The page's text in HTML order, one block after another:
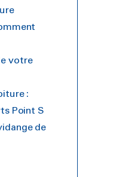
votre
:
Point S
de